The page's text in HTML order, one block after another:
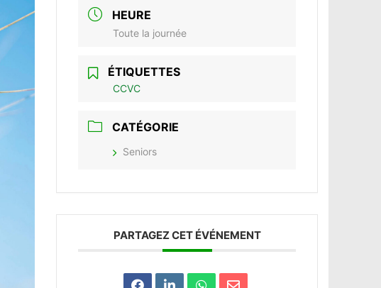
HEURE
Toute la journée
ÉTIQUETTES
CCVC
CATÉGORIE
Seniors
PARTAGEZ CET ÉVÉNEMENT